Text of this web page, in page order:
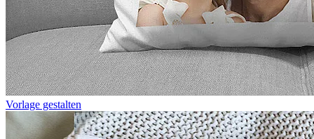
Vorlage gestalten